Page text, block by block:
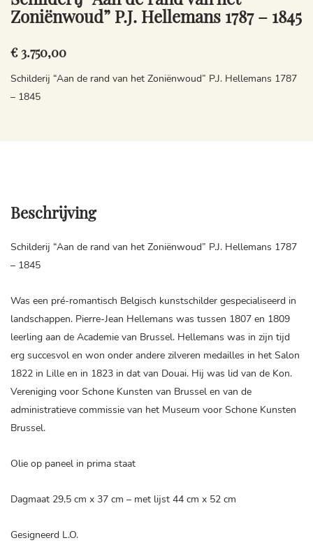
Zoniënwoud” P.J. Hellemans 1787 – 1845
€ 3.750,00
Schilderij “Aan de rand van het Zoniënwoud” P.J. Hellemans 1787
– 1845
Beschrijving
Schilderij “Aan de rand van het Zoniënwoud” P.J. Hellemans 1787
– 1845
Was een pré-romantisch Belgisch kunstschilder gespecialiseerd in
landschappen. Pierre-Jean Hellemans was tussen 1807 en 1809
leerling aan de Academie van Brussel. Hellemans was in zijn tijd
erg succesvol en won onder andere zilveren medailles in het Salon
1822 in Lille en in 1823 in dat van Douai. Hij was lid van de Kon.
Vereniging voor Schone Kunsten van Brussel en van de
administratieve commissie van het Museum voor Schone Kunsten
Brussel.
Olie op paneel in prima staat
Dagmaat 29,5 cm x 37 cm – met lijst 44 cm x 52 cm
Gesigneerd L.O.